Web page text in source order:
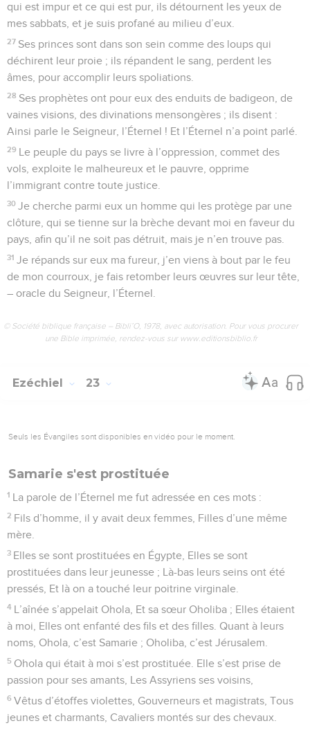
qui est impur et ce qui est pur, ils détournent les yeux de
mes sabbats, et je suis profané au milieu d’eux.
27 Ses princes sont dans son sein comme des loups qui
déchirent leur proie ; ils répandent le sang, perdent les
âmes, pour accomplir leurs spoliations.
28 Ses prophètes ont pour eux des enduits de badigeon, de
vaines visions, des divinations mensongères ; ils disent :
Ainsi parle le Seigneur, l’Éternel ! Et l’Éternel n’a point parlé.
29 Le peuple du pays se livre à l’oppression, commet des
vols, exploite le malheureux et le pauvre, opprime
l’immigrant contre toute justice.
30 Je cherche parmi eux un homme qui les protège par une
clôture, qui se tienne sur la brèche devant moi en faveur du
pays, afin qu’il ne soit pas détruit, mais je n’en trouve pas.
31 Je répands sur eux ma fureur, j’en viens à bout par le feu
de mon courroux, je fais retomber leurs œuvres sur leur tête,
– oracle du Seigneur, l’Éternel.
© Société biblique française – Bibli’O, 1978, avec autorisation. Pour vous procurer
une Bible imprimée, rendez-vous sur www.editionsbiblio.fr
Ezéchiel 23
Seuls les Évangiles sont disponibles en vidéo pour le moment.
Samarie s'est prostituée
1 La parole de l’Éternel me fut adressée en ces mots :
2 Fils d’homme, il y avait deux femmes, Filles d’une même
mère.
3 Elles se sont prostituées en Égypte, Elles se sont
prostituées dans leur jeunesse ; Là-bas leurs seins ont été
pressés, Et là on a touché leur poitrine virginale.
4 L’aînée s’appelait Ohola, Et sa sœur Oholiba ; Elles étaient
à moi, Elles ont enfanté des fils et des filles. Quant à leurs
noms, Ohola, c’est Samarie ; Oholiba, c’est Jérusalem.
5 Ohola qui était à moi s’est prostituée. Elle s’est prise de
passion pour ses amants, Les Assyriens ses voisins,
6 Vêtus d’étoffes violettes, Gouverneurs et magistrats, Tous
jeunes et charmants, Cavaliers montés sur des chevaux.